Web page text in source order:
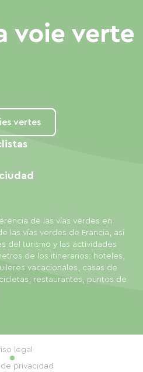
vertes
de las vías verdes en
las vías verdes de Francia, así
del turismo y las actividades
de los itinerarios: hoteles,
vacacionales, casas de
restaurantes, puntos de
legal
de privacidad